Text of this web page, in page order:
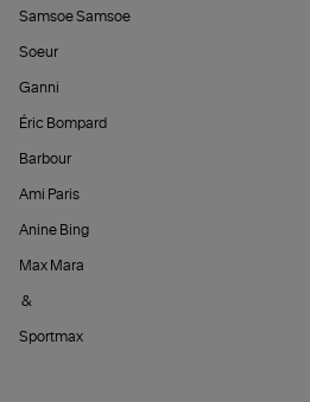
Samsoe Samsoe
Soeur
Ganni
Éric Bompard
Barbour
Ami Paris
Anine Bing
Max Mara
&
Sportmax